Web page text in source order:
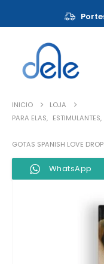
INICIO
LOJA
PARA ELAS, ESTIMULANTES,
GOTAS SPANISH LOVE
WhatsApp